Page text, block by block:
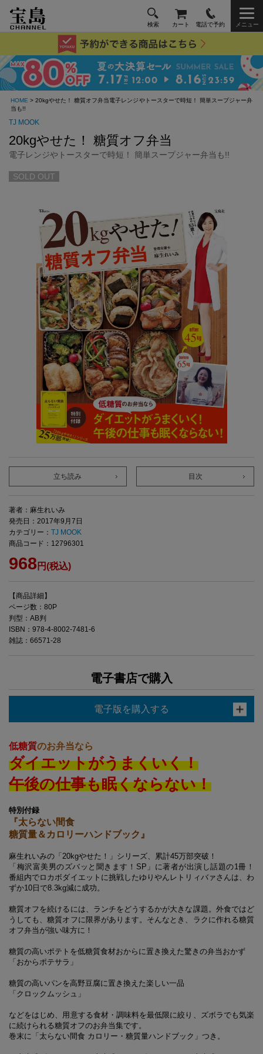
検索 カート 電話で予約 メニュー
HOME > 20kgやせた！ 糖質オフ弁当電子レンジやトースターで時短！ 簡単スープジャー弁
当も!!
TJ MOOK
20kgやせた！ 糖質オフ弁当
電子レンジやトースターで時短！ 簡単スープジャー弁当も!!
SOLD OUT
立ち読み 目次
著者：麻生れいみ
発売日：2017年9月7日
カテゴリー： TJ MOOK
商品コード：12796301
968円(税込)
【商品詳細】
ページ数：80P
判型：AB判
ISBN：978-4-8002-7481-6
雑誌：66571-28
電子書店で購入
電子版を購入する
低糖質のお弁当なら
ダイエットがうまくいく！
午後の仕事も眠くならない！
特別付録
『太らない間食
糖質量＆カロリーハンドブック』
麻生れいみの「20kgやせた！」シリーズ、累計45万部突破！
「梅沢富美男のズバッと聞きます！SP」に著者が出演し話題の1冊！
番組内でロカボダイエットに挑戦したゆりやんレトリィバァさんは、わ
ずか10日で8.3kg減に成功。
糖質オフを続けるには、ランチをどうするかが大きな課題。外食ではど
うしても、糖質オフに限界があります。そんなとき、ラクに作れる糖質
オフ弁当が強い味方に！
糖質の高いポテトを低糖質食材おからに置き換えた驚きの弁当おかず
「おからポテサラ」
糖質の高いパンを高野豆腐に置き換えた楽しい一品
「クロックムッシュ」
などをはじめ、用意する食材・調味料を最低限に絞り、ズボラでも気楽
に続けられる糖質オフのお弁当集です。
巻末に「太らない間食 カロリー・糖質量ハンドブック」つき。